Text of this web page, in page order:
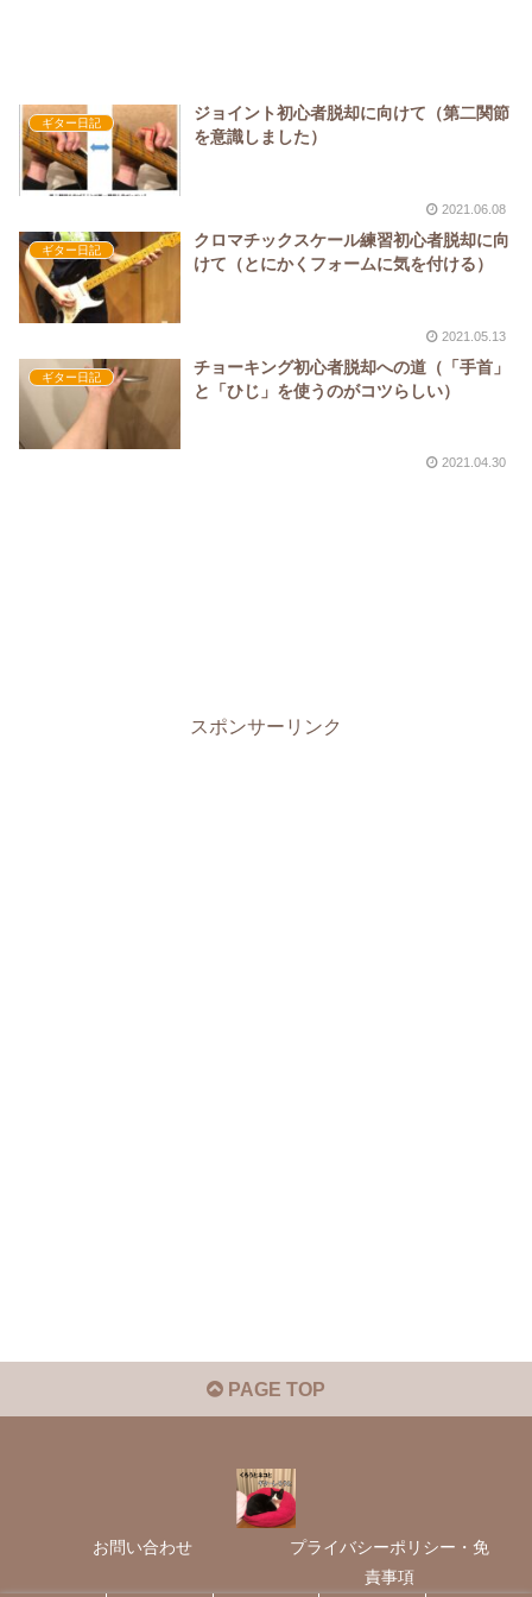
ギター日記
ジョイント初心者脱却に向けて（第二関節
を意識しました）
2021.06.08
ギター日記
クロマチックスケール練習初心者脱却に向
けて（とにかくフォームに気を付ける）
2021.05.13
ギター日記
チョーキング初心者脱却への道（「手首」
と「ひじ」を使うのがコツらしい）
2021.04.30
スポンサーリンク
PAGE TOP
お問い合わせ
プライバシーポリシー・免
責事項